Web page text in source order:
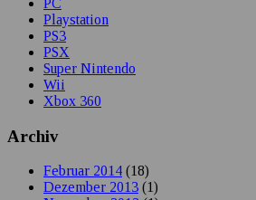
PC
Playstation
PS3
PSX
Super Nintendo
Wii
Xbox 360
Archiv
Februar 2014 (18)
Dezember 2013 (1)